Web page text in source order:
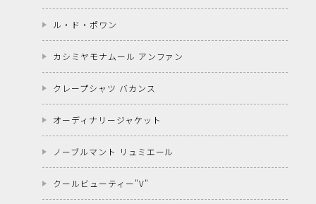
ル・ド・ポワン
カシミヤモナムール アンファン
クレープシャツ バカンス
オーディナリージャケット
ノーブルマント リュミエール
クールビューティー"V"